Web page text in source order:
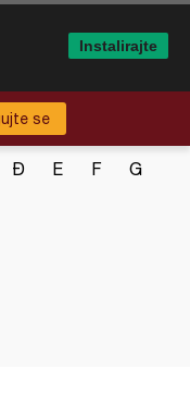
se
Đ E F G
Instalirajte